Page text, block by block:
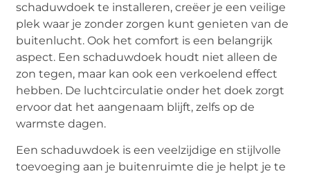
schaduwdoek te installeren, creëer je een veilige
plek waar je zonder zorgen kunt genieten van de
buitenlucht. Ook het comfort is een belangrijk
aspect. Een schaduwdoek houdt niet alleen de
zon tegen, maar kan ook een verkoelend effect
hebben. De luchtcirculatie onder het doek zorgt
ervoor dat het aangenaam blijft, zelfs op de
warmste dagen.
Een schaduwdoek is een veelzijdige en stijlvolle
toevoeging aan je buitenruimte die je helpt je te